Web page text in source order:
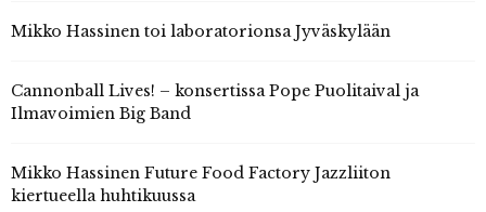
Mikko Hassinen toi laboratorionsa Jyväskylään
Cannonball Lives! – konsertissa Pope Puolitaival ja
Ilmavoimien Big Band
Mikko Hassinen Future Food Factory Jazzliiton
kiertueella huhtikuussa